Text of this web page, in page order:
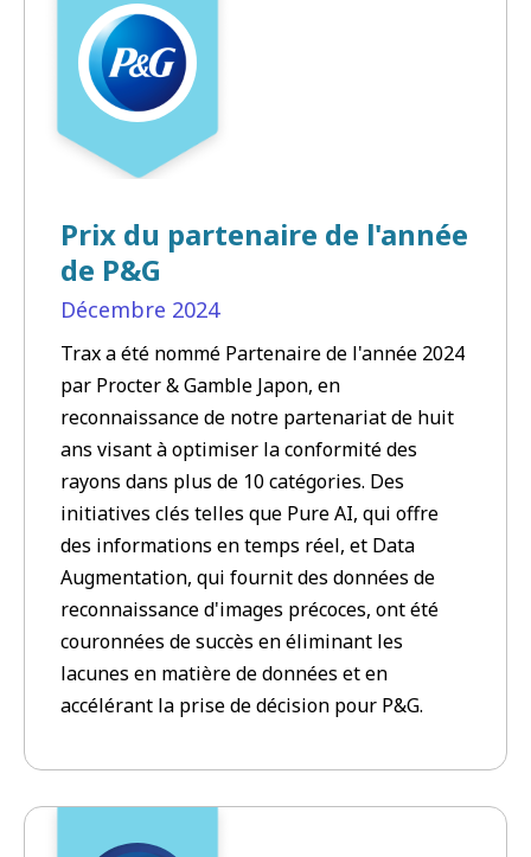
Prix du partenaire de l'année
de P&G
Décembre 2024
Trax a été nommé Partenaire de l'année 2024
par Procter & Gamble Japon, en
reconnaissance de notre partenariat de huit
ans visant à optimiser la conformité des
rayons dans plus de 10 catégories. Des
initiatives clés telles que Pure AI, qui offre
des informations en temps réel, et Data
Augmentation, qui fournit des données de
reconnaissance d'images précoces, ont été
couronnées de succès en éliminant les
lacunes en matière de données et en
accélérant la prise de décision pour P&G.